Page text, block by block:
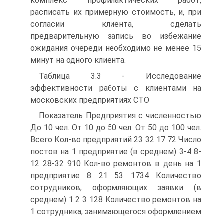
расписать их примерную стоимость, и, при
согласии клиента, сделать
предварительную запись во избежание
ожидания очереди необходимо не менее 15
минут на одного клиента.
Таблица 3.3 - Исследование
эффективности работы с клиентами на
московских предприятиях СТО
Показатель Предприятия с численностью
До 10 чел. От 10 до 50 чел. От 50 до 100 чел.
Всего Кол-во предприятий 23 32 17 72 Число
постов на 1 предприятие (в среднем) 3-4 8-
12 28-32 910 Кол-во ремонтов в день на 1
предприятие 8 21 53 1734 Количество
сотрудников, оформляющих заявки (в
среднем) 1 2 3 128 Количество ремонтов на
1 сотрудника, занимающегося оформлением